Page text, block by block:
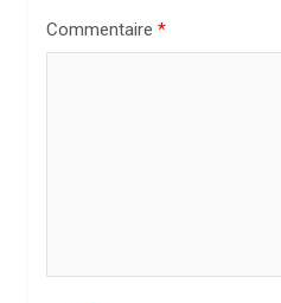
Commentaire *